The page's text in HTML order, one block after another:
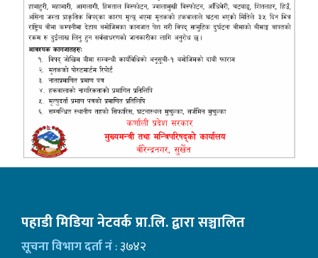
पहाडी मिडिया नेटवर्क प्रा.लि. द्वारा सञ्चालित
सूचना विभाग दर्ता नं: ३७४२